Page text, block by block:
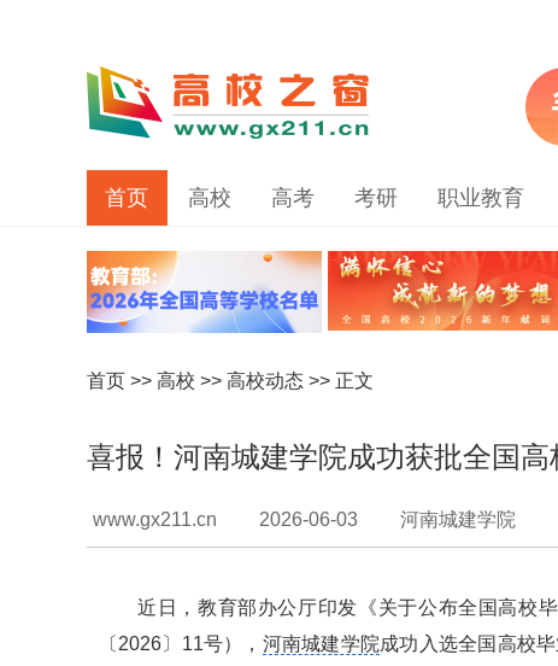
首页 高校 高考 考研 职业教育
首页 >> 高校 >> 高校动态 >> 正文
喜报！河南城建学院成功获批全国
www.gx211.cn 2026-06-03 河南城建学院
近日，教育部办公厅印发《关于公布全国高校
〔2026〕11号）， 河南城建学院成功入选全国高校